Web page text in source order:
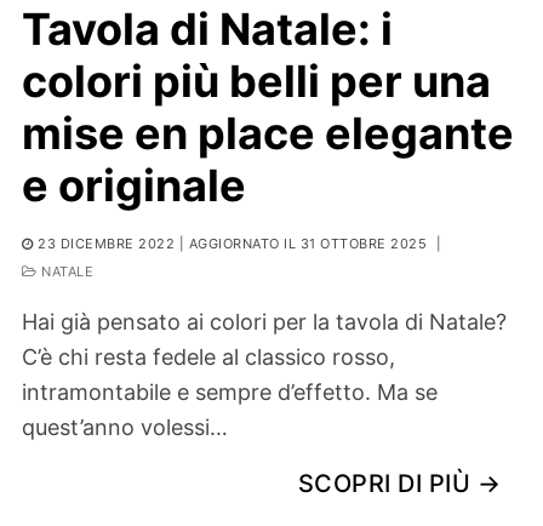
Tavola di Natale: i
colori più belli per una
mise en place elegante
e originale
23 DICEMBRE 2022 | AGGIORNATO IL 31 OTTOBRE 2025
NATALE
Hai già pensato ai colori per la tavola di Natale?
C’è chi resta fedele al classico rosso,
intramontabile e sempre d’effetto. Ma se
quest’anno volessi…
SCOPRI DI PIÙ →